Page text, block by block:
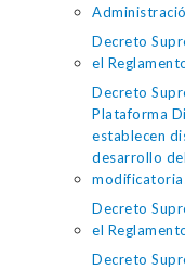
Decreto
el
Decreto
Plataforma
establecen
desarrollo
Decreto
el
Decreto